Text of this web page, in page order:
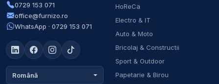
0729 153 071
office@furnizo.ro
WhatsApp · 0729 153 071
Română
HoReCa
Electro & IT
Auto & Moto
Bricolaj & Constructii
Sport & Outdoor
Papetarie & Birou